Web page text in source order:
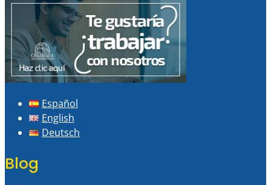
Español
English
Deutsch
Blog